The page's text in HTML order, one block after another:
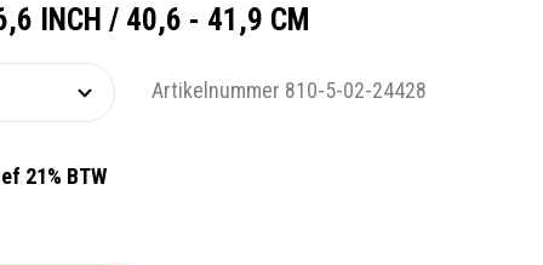
INCH / 40,6 - 41,9 CM
Artikelnummer 810-5-02-24428
21% BTW